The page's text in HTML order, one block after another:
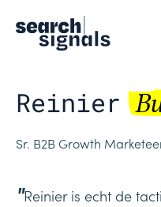
Reinier
Sr. B2B Growth
"Reinier is echt de